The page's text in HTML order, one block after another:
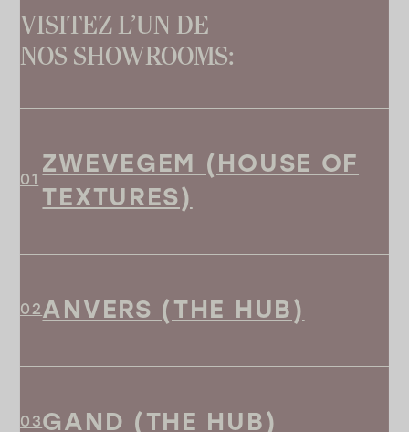
VISITEZ L’UN DE
NOS SHOWROOMS:
ZWEVEGEM (HOUSE OF
TEXTURES)
ANVERS (THE HUB)
GAND (THE HUB)